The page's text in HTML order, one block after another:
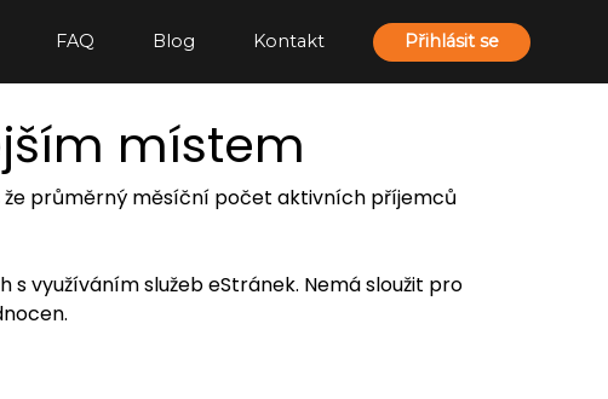
FAQ Blog Kontakt Přihlásit se
místem
že průměrný měsíční počet aktivních příjemců
s využíváním služeb eStránek. Nemá sloužit pro